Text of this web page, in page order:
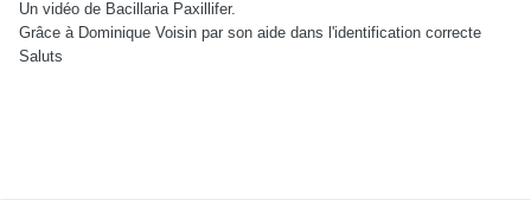
Un vidéo de Bacillaria Paxillifer.
Grâce à Dominique Voisin par son aide dans l'identification correcte
Saluts